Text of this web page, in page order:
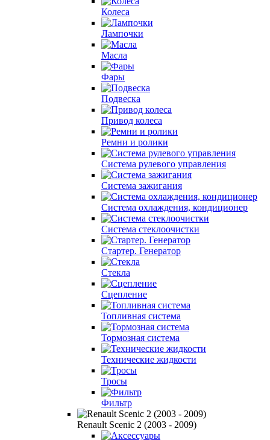
Колеса
Лампочки
Масла
Фары
Подвеска
Привод колеса
Ремни и ролики
Система рулевого управления
Система зажигания
Система охлаждения, кондиционер
Система cтеклоочистки
Стартер. Генератор
Стекла
Сцепление
Топливная система
Тормозная система
Технические жидкости
Тросы
Фильтр
Renault Scenic 2 (2003 - 2009)